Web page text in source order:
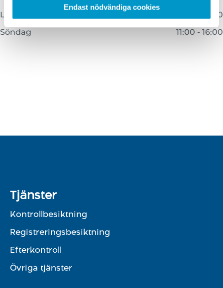
Endast nödvändiga cookies
Lördag
08:00 - 14:00
Söndag
11:00 - 16:00
Tjänster
Kontrollbesiktning
Registreringsbesiktning
Efterkontroll
Övriga tjänster